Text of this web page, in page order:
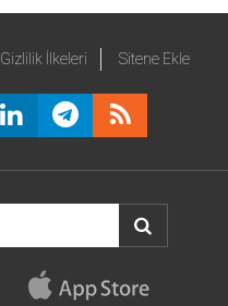
Gizlilik İlkeleri Sitene Ekle